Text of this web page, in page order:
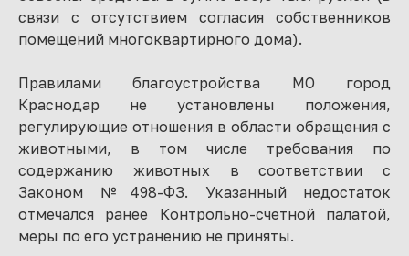
связи с отсутствием согласия собственников
помещений многоквартирного дома).
Правилами благоустройства МО город
Краснодар не установлены положения,
регулирующие отношения в области обращения с
животными, в том числе требования по
содержанию животных в соответствии с
Законом №498-ФЗ. Указанный недостаток
отмечался ранее Контрольно-счетной палатой,
меры по его устранению не приняты.